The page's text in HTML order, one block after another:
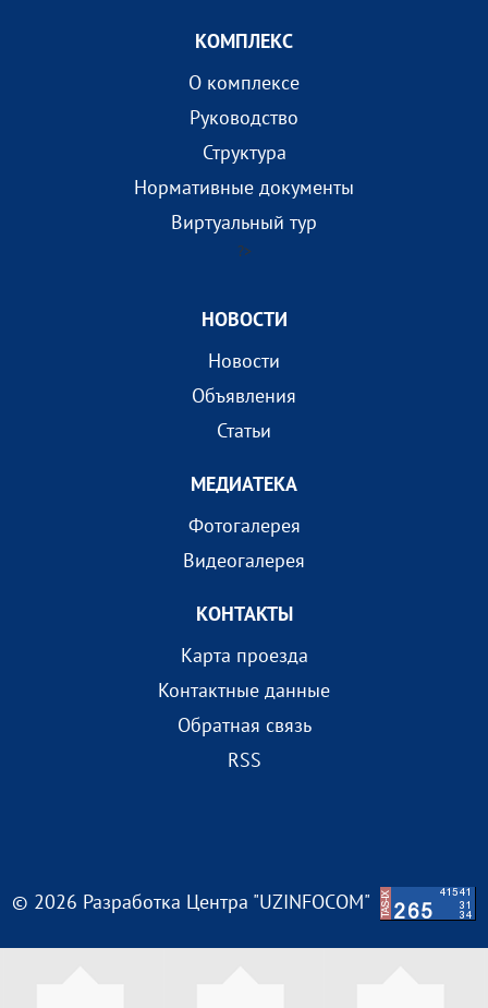
КОМПЛEКС
О комплексе
Руководство
Структура
Нормативные документы
Виртуальный тур
?>
НОВОСТИ
Новости
Объявления
Статьи
МEДИАТEКА
Фотогалерея
Видеогалерея
КОНТАКТЫ
Карта проезда
Контактные данные
Обратная связь
RSS
© 2026 Разработка Центра "UZINFOCOM"